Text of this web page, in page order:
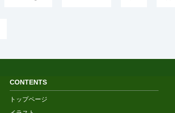
CONTENTS
トップページ